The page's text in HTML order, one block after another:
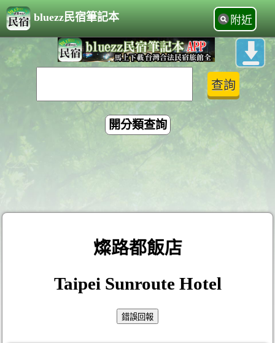
bluezz民宿筆記本 附近
開分類查詢
燦路都飯店
Taipei Sunroute Hotel